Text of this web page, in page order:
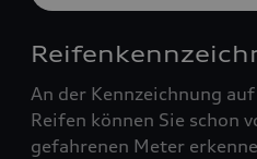
An der Kennzeichnung
Reifen können Sie schon
gefahrenen Meter